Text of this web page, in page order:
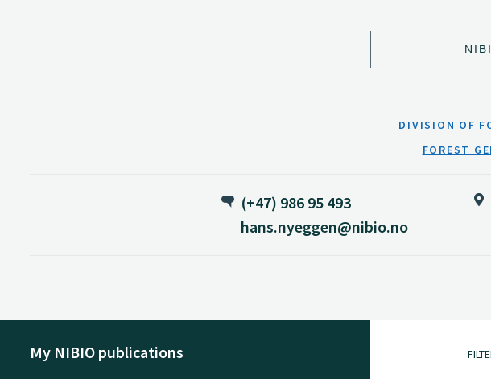
DIVISION OF
FOREST
(+47) 986 95 493
hans.nyeggen@nibio.no
My NIBIO publications